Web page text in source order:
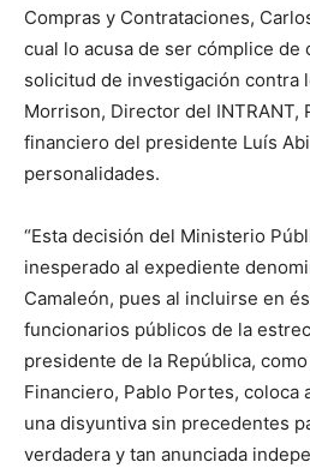
Compras y Contrataciones,
cual lo acusa de ser cómplice de
solicitud de investigación contra
Morrison, Director del INTRANT,
financiero del presidente Luís
personalidades.
“Esta decisión del Ministerio
inesperado al expediente
Camaleón, pues al incluirse en
funcionarios públicos de la
presidente de la República,
Financiero, Pablo Portes, coloca
una disyuntiva sin precedentes
verdadera y tan anunciada